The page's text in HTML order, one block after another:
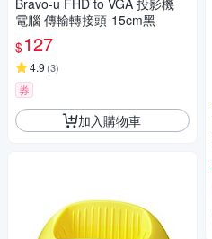
Bravo-u FHD to VGA 投影機
電腦 傳輸轉接頭-15cm黑
$127
4.9 (3)
券
加入購物車